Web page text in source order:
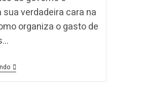
sua verdadeira cara na
organiza o gasto de